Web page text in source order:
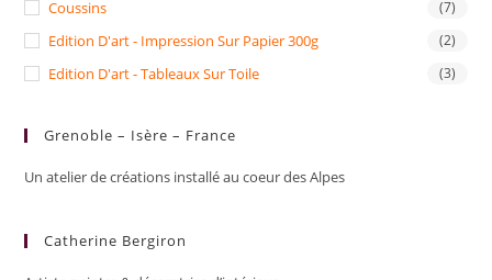
Coussins (7)
Edition D'art - Impression Sur Papier 300g (2)
Edition D'art - Tableaux Sur Toile (3)
Grenoble – Isère – France
Un atelier de créations installé au coeur des Alpes
Catherine Bergiron